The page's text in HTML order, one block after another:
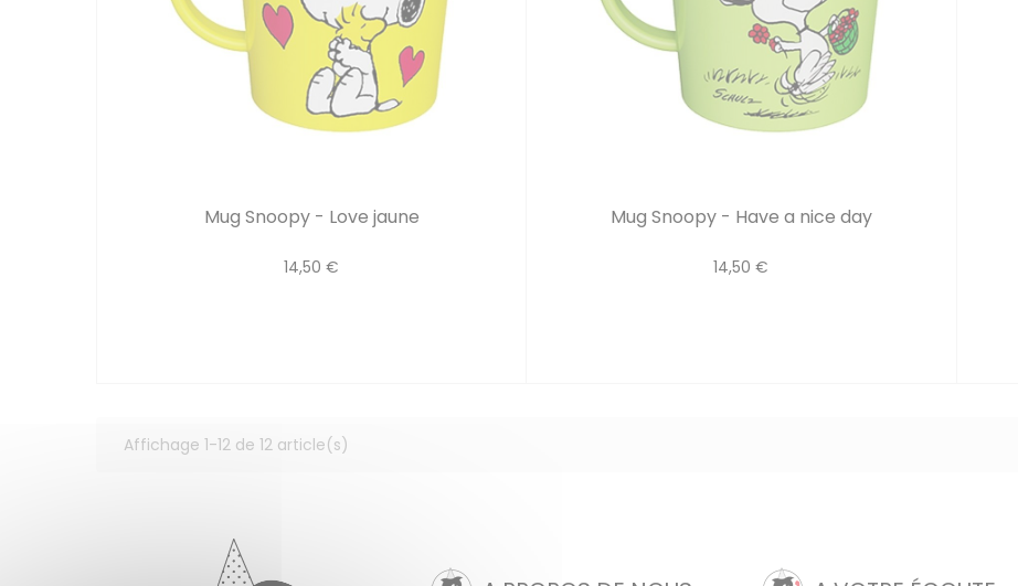
Mug Snoopy - Love jaune
14,50 €
Mug Snoopy - Have a nice day
14,50 €
Affichage 1-12 de 12 article(s)